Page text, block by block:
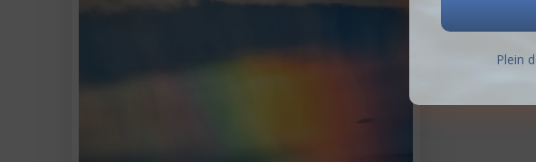
Plein